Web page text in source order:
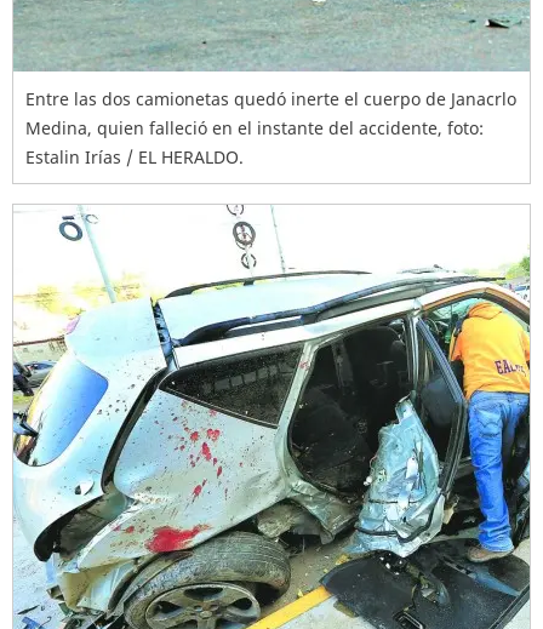
Entre las dos camionetas quedó inerte el cuerpo de Janacrlo
Medina, quien falleció en el instante del accidente, foto:
Estalin Irías / EL HERALDO.